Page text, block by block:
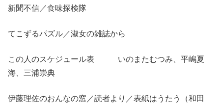
新聞不信／食味探検隊
てこずるパズル／淑女の雑誌から
この人のスケジュール表 いのまたむつみ、平嶋夏
海、三浦崇典
伊藤理佐のおんなの窓／読者より／表紙はうたう（和田